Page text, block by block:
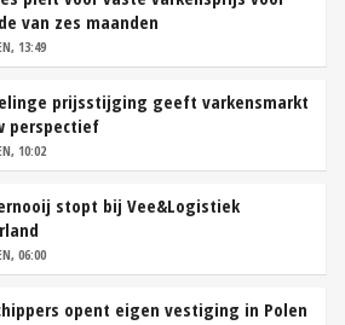
van zes maanden
13:49
prijsstijging geeft varkensmarkt
perspectief
10:02
stopt bij Vee&Logistiek
06:00
opent eigen vestiging in Polen